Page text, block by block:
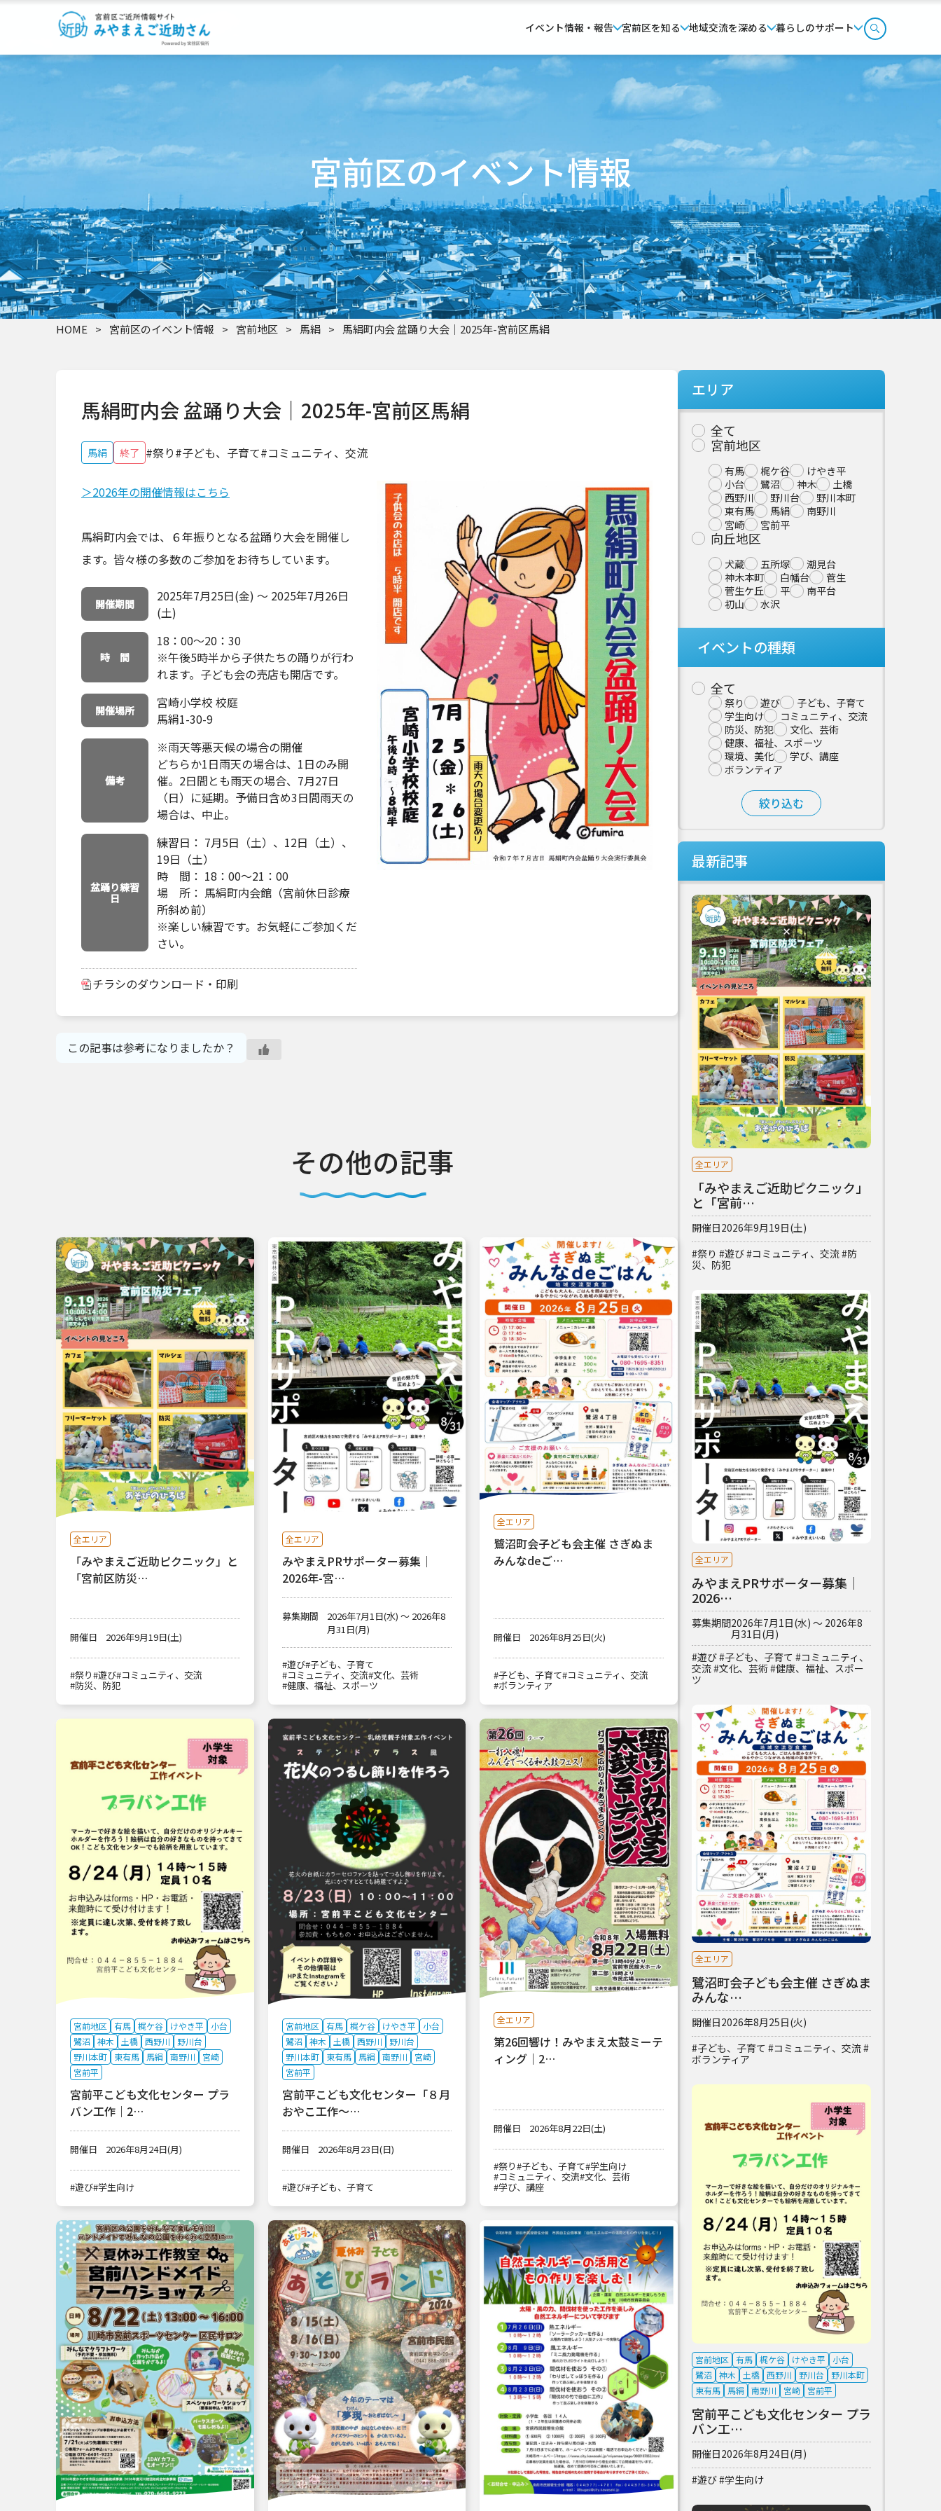
イベント情報・報告 宮前区を知る 地域交流を深める 暮らしのサポート
宮前区のイベント情報
HOME > 宮前区のイベント情報 > 宮前地区 > 馬絹 > 馬絹町内会 盆踊り大会｜2025年-宮前区馬絹
馬絹町内会 盆踊り大会｜2025年-宮前区馬絹
馬絹 終了 #祭り#子ども、子育て#コミュニティ、交流
＞2026年の開催情報はこちら
馬絹町内会では、６年振りとなる盆踊り大会を開催し
ます。皆々様の多数のご参加をお待ちしています。
開催期間
2025年7月25日(金) ～ 2025年7月26日
(土)
時 間
18：00～20：30
※午後5時半から子供たちの踊りが行わ
れます。子ども会の売店も開店です。
開催場所
宮崎小学校 校庭
馬絹1-30-9
備考
※雨天等悪天候の場合の開催
どちらか1日雨天の場合は、1日のみ開
催。2日間とも雨天の場合、7月27日
（日）に延期。予備日含め3日間雨天の
場合は、中止。
盆踊り練習
日
練習日： 7月5日（土）、12日（土）、
19日（土）
時 間： 18：00～21：00
場 所： 馬絹町内会館（宮前休日診療
所斜め前）
※楽しい練習です。お気軽にご参加くだ
さい。
チラシのダウンロード・印刷
この記事は参考になりましたか？
その他の記事
全エリア
「みやまえご近助ピクニック」と
「宮前区防災…
開催日 2026年9月19日(土)
#祭り#遊び#コミュニティ、交流
#防災、防犯
全エリア
みやまえPRサポーター募集｜
2026年-宮…
募集期間
2026年7月1日(水) ～ 2026年8
月31日(月)
#遊び#子ども、子育て
#コミュニティ、交流#文化、芸術
#健康、福祉、スポーツ
全エリア
鷺沼町会子ども会主催 さぎぬま
みんなdeご…
開催日 2026年8月25日(火)
#子ども、子育て#コミュニティ、交流
#ボランティア
宮前地区 有馬 梶ケ谷 けやき平
小台
鷺沼 神木 土橋 西野川
野川台
野川本町
東有馬 馬絹 南野川
宮崎
宮前平
宮前平こども文化センター プラ
バン工作｜2…
開催日 2026年8月24日(月)
#遊び#学生向け
宮前地区 有馬 梶ケ谷 けやき平
小台
鷺沼
神木 土橋 西野川
野川台
野川本町
東有馬 馬絹 南野川
宮崎
宮前平
宮前平こども文化センター「８月
おやこ工作～…
開催日 2026年8月23日(日)
#遊び#子ども、子育て
全エリア
第26回響け！みやまえ太鼓ミーテ
ィング｜2…
開催日 2026年8月22日(土)
#祭り#子ども、子育て#学生向け
#コミュニティ、交流#文化、芸術
#学び、講座
エリア
全て
宮前地区
有馬 梶ケ谷
けやき平
小台
鷺沼 神木
土橋
西野川
野川台
野川本町
東有馬
馬絹
南野川
宮崎
宮前平
向丘地区
犬蔵 五所塚
潮見台
神木本町
白幡台
菅生
菅生ケ丘
平
南平台
初山
水沢
イベントの種類
全て
祭り 遊び
子ども、子育て
学生向け
コミュニティ、交流
防災、防犯
文化、芸術
健康、福祉、スポーツ
環境、美化
学び、講座
ボランティア
最新記事
全エリア
「みやまえご近助ピクニック」
と「宮前…
開催日2026年9月19日(土)
#祭り #遊び#コミュニティ、交流#防
災、防犯
全エリア
みやまえPRサポーター募集｜
2026…
募集期間2026年7月1日(水) ～ 2026年8
月31日(月)
#遊び#子ども、子育て #コミュニティ、
交流#文化、芸術#健康、福祉、スポー
ツ
全エリア
鷺沼町会子ども会主催 さぎぬま
みんな…
開催日2026年8月25日(火)
#子ども、子育て #コミュニティ、交流#
ボランティア
宮前地区 有馬 梶ケ谷 けやき平
小台
鷺沼 神木 土橋 西野川 野川台
野川本町
東有馬
馬絹 南野川 宮崎 宮前平
宮前平こども文化センター プラ
バン工…
開催日2026年8月24日(月)
#遊び#学生向け